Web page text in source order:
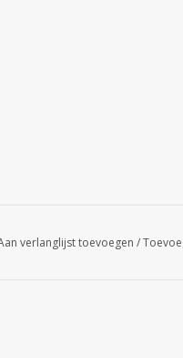
verlanglijst toevoegen /